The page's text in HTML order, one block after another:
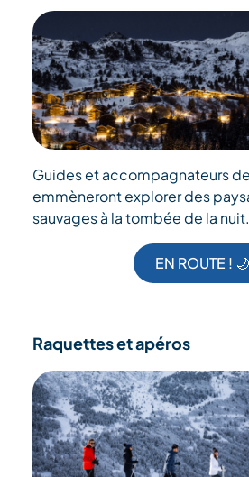
Guides et accompagnateurs
emmèneront explorer des
sauvages à la tombée de la nuit.
EN ROUTE ! 🌙
Raquettes et apéros